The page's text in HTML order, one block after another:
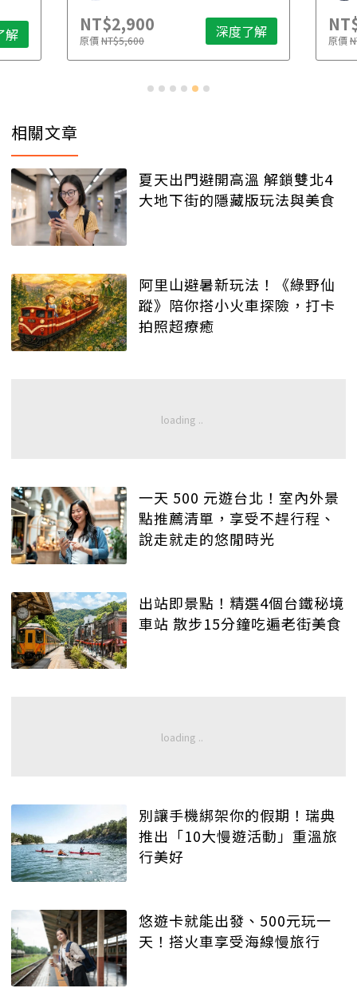
解 NT$2,900
原價NT$5,600 深度了解 原價
相關文章
夏天出門避開高溫 解鎖雙北4
大地下街的隱藏版玩法與美食
阿里山避暑新玩法！《綠野仙
蹤》陪你搭小火車探險，打卡
拍照超療癒
一天 500 元遊台北！室內外景
點推薦清單，享受不趕行程、
說走就走的悠閒時光
出站即景點！精選4個台鐵秘境
車站 散步15分鐘吃遍老街美食
別讓手機綁架你的假期！瑞典
推出「10大慢遊活動」重溫旅
行美好
悠遊卡就能出發、500元玩一
天！搭火車享受海線慢旅行